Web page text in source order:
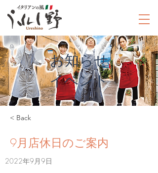
お知らせ
​イベント
< Back
9月店休日のご案内
2022年9月9日